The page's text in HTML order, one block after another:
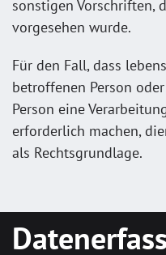
sonstigen Vorschriften,
vorgesehen wurde.
Für den Fall, dass
betroffenen Person
Person eine
erforderlich machen,
als Rechtsgrundlage.